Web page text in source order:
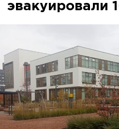
эвакуировали